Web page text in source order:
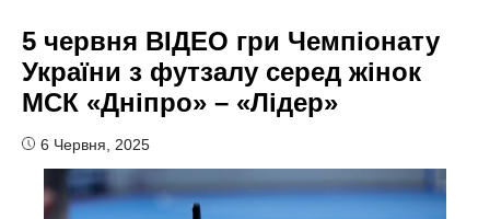
5 червня ВІДЕО гри Чемпіонату
України з футзалу серед жінок
МСК «Дніпро» – «Лідер»
6 Червня, 2025